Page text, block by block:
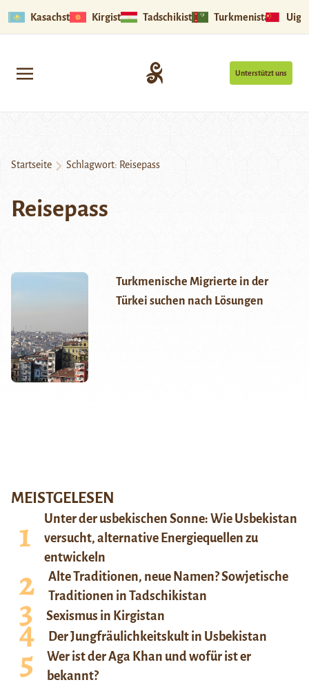
Kasachstan Kirgistan Tadschikistan Turkmenistan
Unterstützt uns
Startseite Schlagwort: Reisepass
Reisepass
Turkmenische Migrierte in der
Türkei suchen nach Lösungen
MEISTGELESEN
Unter der usbekischen Sonne: Wie Usbekistan
versucht, alternative Energiequellen zu
entwickeln
Alte Traditionen, neue Namen? Sowjetische
Traditionen in Tadschikistan
Sexismus in Kirgistan
Der Jungfräulichkeitskult in Usbekistan
Wer ist der Aga Khan und wofür ist er
bekannt?